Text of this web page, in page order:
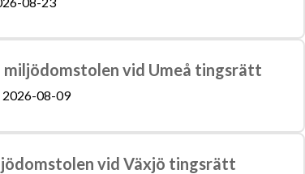
vid Umeå tingsrätt
2026-08-09
vid Växjö tingsrätt